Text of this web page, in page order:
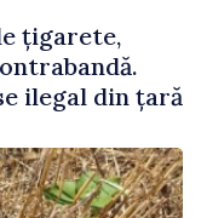
țigarete,
ilegal din țară